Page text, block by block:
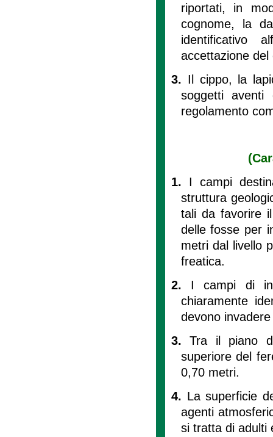
riportati, in
cognome, la
identificativo
accettazione del
3. Il cippo, la
soggetti aventi
regolamento
1. I campi
struttura
tali da favorire
delle fosse per
metri dal livello
freatica.
2. I campi di
chiaramente
devono
3.Tra il piano
superiore del
0,70 metri.
4. La superficie
agenti
si tratta di adulti